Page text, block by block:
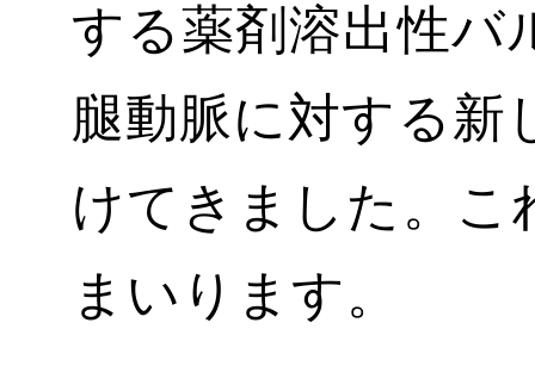
する薬剤溶出性バ
腿動脈に対する新
けてきました。こ
まいります。